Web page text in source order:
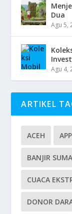
Dua
Agu 5,
Agu 4,
ARTIKEL
ACEH
BANJIR
CUACA
DONOR